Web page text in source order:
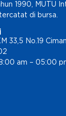
1990, MUTU
di bursa.
33,5 No.19
am – 05:00